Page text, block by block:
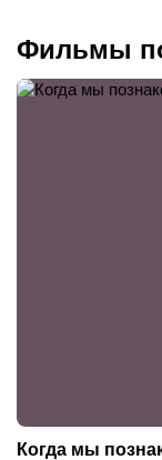
Фильмы
Когда мы